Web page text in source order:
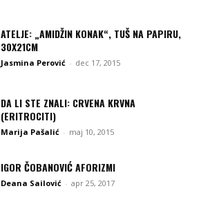
ATELJE: „AMIDŽIN KONAK“, TUŠ NA PAPIRU,
30X21CM
Jasmina Perović - dec 17, 2015
DA LI STE ZNALI: CRVENA KRVNA
(ERITROCITI)
Marija Pašalić - maj 10, 2015
IGOR ČOBANOVIĆ AFORIZMI
Deana Sailović - apr 25, 2017